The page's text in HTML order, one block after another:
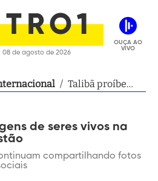
08 de agosto de 2026
OUÇA AO
VIVO
/ Talibã proíbe
mídia do
de seres vivos na
compartilhando fotos